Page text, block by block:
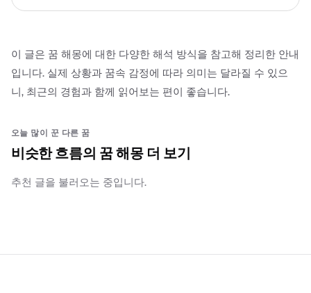
이 글은 꿈 해몽에 대한 다양한 해석 방식을 참고해 정리한 안내
입니다. 실제 상황과 꿈속 감정에 따라 의미는 달라질 수 있으
니, 최근의 경험과 함께 읽어보는 편이 좋습니다.
오늘 많이 꾼 다른 꿈
비슷한 흐름의 꿈 해몽 더 보기
추천 글을 불러오는 중입니다.